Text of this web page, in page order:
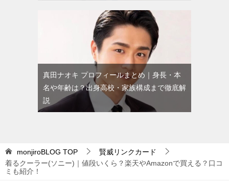
真田ナオキ プロフィールまとめ｜身長・本
名や年齢は？出身高校・家族構成まで徹底解
説
monjiroBLOG TOP
賢威リンクカード
着るクーラー(ソニー)｜値段いくら？楽天やAmazonで買える？口コ
ミも紹介！